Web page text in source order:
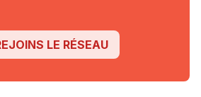
LE RÉSEAU